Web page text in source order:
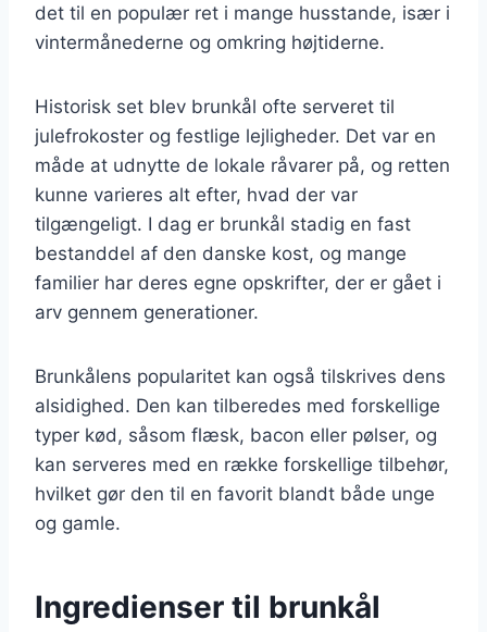
det til en populær ret i mange husstande, især i
vintermånederne og omkring højtiderne.
Historisk set blev brunkål ofte serveret til
julefrokoster og festlige lejligheder. Det var en
måde at udnytte de lokale råvarer på, og retten
kunne varieres alt efter, hvad der var
tilgængeligt. I dag er brunkål stadig en fast
bestanddel af den danske kost, og mange
familier har deres egne opskrifter, der er gået i
arv gennem generationer.
Brunkålens popularitet kan også tilskrives dens
alsidighed. Den kan tilberedes med forskellige
typer kød, såsom flæsk, bacon eller pølser, og
kan serveres med en række forskellige tilbehør,
hvilket gør den til en favorit blandt både unge
og gamle.
Ingredienser til brunkål